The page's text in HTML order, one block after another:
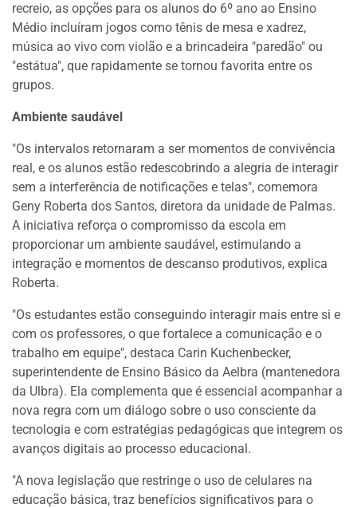
recreio, as opções para os alunos do 6º ano ao Ensino
Médio incluíram jogos como tênis de mesa e xadrez,
música ao vivo com violão e a brincadeira "paredão" ou
"estátua", que rapidamente se tornou favorita entre os
grupos.
Ambiente saudável
"Os intervalos retornaram a ser momentos de convivência
real, e os alunos estão redescobrindo a alegria de interagir
sem a interferência de notificações e telas", comemora
Geny Roberta dos Santos, diretora da unidade de Palmas.
A iniciativa reforça o compromisso da escola em
proporcionar um ambiente saudável, estimulando a
integração e momentos de descanso produtivos, explica
Roberta.
"Os estudantes estão conseguindo interagir mais entre si e
com os professores, o que fortalece a comunicação e o
trabalho em equipe", destaca Carin Kuchenbecker,
superintendente de Ensino Básico da Aelbra (mantenedora
da Ulbra). Ela complementa que é essencial acompanhar a
nova regra com um diálogo sobre o uso consciente da
tecnologia e com estratégias pedagógicas que integrem os
avanços digitais ao processo educacional.
"A nova legislação que restringe o uso de celulares na
educação básica, traz benefícios significativos para o